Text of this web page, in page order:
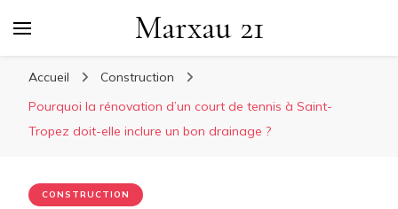
Marxau 21
Accueil
Construction
Pourquoi la rénovation d’un court de tennis à Saint-
Tropez doit-elle inclure un bon drainage ?
CONSTRUCTION